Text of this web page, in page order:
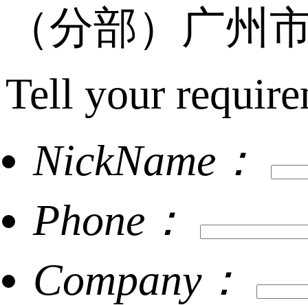
（分部）广州
Tell your
NickName：
Phone：
Company：